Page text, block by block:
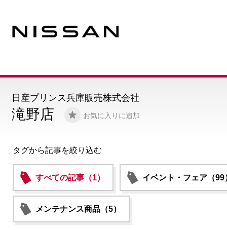
滝野店 お気に入りに追加
日産プリンス兵庫販売株式会社
タグから記事を絞り込む
すべての記事（1） イベント・フェア（99
メンテナンス商品（5）